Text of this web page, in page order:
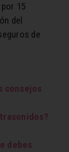
15
del
de
consejos
debes